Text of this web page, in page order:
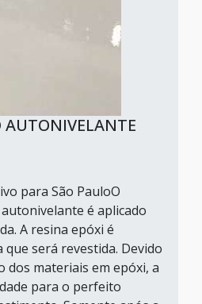
AUTONIVELANTE
para São PauloO
é aplicado
A resina epóxi é
que será revestida. Devido
dos materiais em epóxi, a
para o perfeito